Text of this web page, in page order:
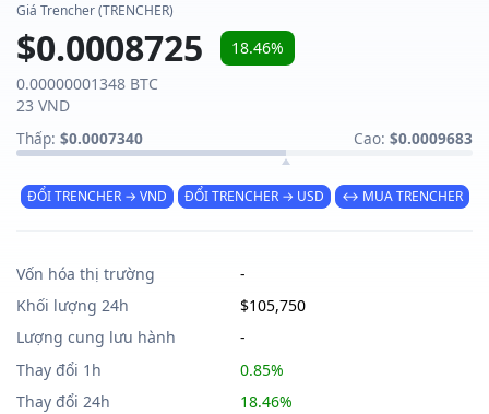
Giá Trencher (TRENCHER)
$0.0008725
18.46%
0.00000001348 BTC
23 VND
Thấp: $0.0007340 Cao: $0.0009683
ĐỔI TRENCHER → VND ĐỔI TRENCHER → USD ↔ MUA TRENCHER
Vốn hóa thị trường
-
Khối lượng 24h
$105,750
Lượng cung lưu hành
-
Thay đổi 1h
0.85%
Thay đổi 24h
18.46%